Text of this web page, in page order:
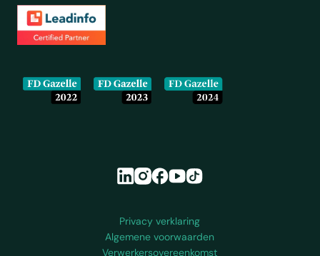
Onze partners en erkenningen
Colofon en juridische informatie
Privacy verklaring
Algemene voorwaarden
Verwerkersovereenkomst